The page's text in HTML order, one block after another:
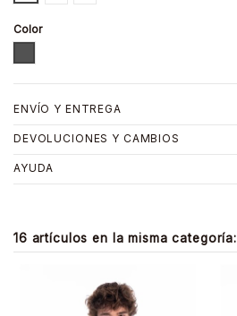
Color
ENVÍO Y ENTREGA
DEVOLUCIONES Y CAMBIOS
AYUDA
16 artículos en la misma categoría: